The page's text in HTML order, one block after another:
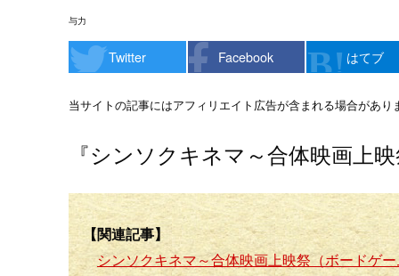
与力
Twitter Facebook はてブ
当サイトの記事にはアフィリエイト広告が含まれる場合があり
『シンソクキネマ～合体映画上
【関連記事】
シンソクキネマ～合体映画上映祭（ボードゲ